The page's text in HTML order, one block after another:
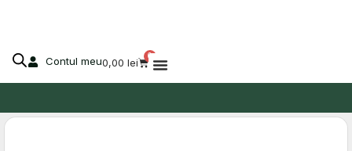
Contul meu0,00 lei
0
Cart